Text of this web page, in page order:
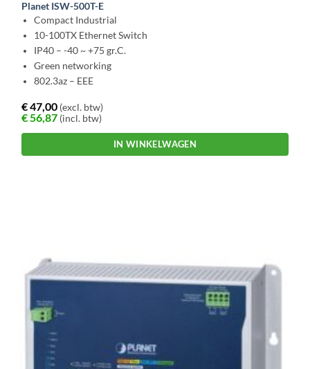
Planet ISW-500T-E
Compact Industrial
10-100TX Ethernet Switch
IP40 – -40 ~ +75 gr.C.
Green networking
802.3az – EEE
€47,00 (excl. btw)
€56,87 (incl. btw)
IN WINKELWAGEN